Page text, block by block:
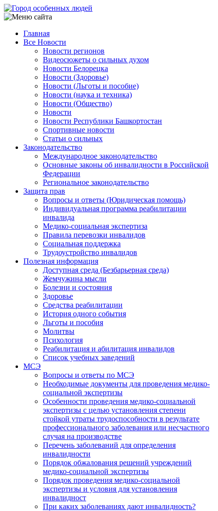
Перейти
к
содержанию
Main
navigation
Главная
Все Новости
Новости регионов
Видеосюжеты о сильных духом
Новости Белорецка
Новости (Здоровье)
Новости (Льготы и пособие)
Новости (наука и техника)
Новости (Общество)
Новости
Новости Республики Башкортостан
Спортивные новости
Статьи о сильных
Законодательство
Международное законодательство
Основные законы об инвалидности в Российской
Федерации
Региональное законодательство
Защита прав
Вопросы и ответы (Юридическая помощь)
Индивидуальная программа реабилитации
инвалида
Медико-социальная экспертиза
Правила перевозки инвалидов
Социальная поддержка
Трудоустройство инвалидов
Полезная информация
Доступная среда (Безбарьерная среда)
Жемчужина мысли
Болезни и состояния
Здоровье
Средства реабилитации
История одного события
Льготы и пособия
Молитвы
Психология
Реабилитация и абилитация инвалидов
Список учебных заведений
МСЭ
Вопросы и ответы по МСЭ
Необходимые документы для проведения медико-
социальной экспертизы
Особенности проведения медико-социальной
экспертизы с целью установления степени
стойкой утраты трудоспособности в результате
профессионального заболевания или несчастного
случая на производстве
Перечень заболеваний для определения
инвалидности
Порядок обжалования решений учреждений
медико-социальной экспертизы
Порядок проведения медико-социальной
экспертизы и условия для установления
инвалидност
При каких заболеваниях дают инвалидность?